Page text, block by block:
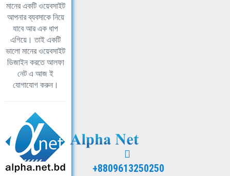
মানের একটি ওয়েবসাইট
আপনার ব্যবসাকে নিয়ে
যাবে আর এক ধাপ
এগিয়ে। তাই একটি
ভালো মানের ওয়েবসাইট
ডিজাইন করতে আলফা
নেট এ আজ ই
যোগাযোগ করুন।
+8809613250250